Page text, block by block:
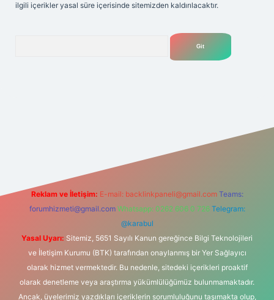
ilgili içerikler yasal süre içerisinde sitemizden kaldırılacaktır.
m elexbet
Reklam ve İletişim: E-mail: backlinkpaneli@gmail.com Teams:
forumhizmeti@gmail.com Whatsapp: 0262 606 0 726 Telegram:
@karabul
Yasal Uyarı: Sitemiz, 5651 Sayılı Kanun gereğince Bilgi Teknolojileri
ve İletişim Kurumu (BTK) tarafından onaylanmış bir Yer Sağlayıcı
olarak hizmet vermektedir. Bu nedenle, sitedeki içerikleri proaktif
olarak denetleme veya araştırma yükümlülüğümüz bulunmamaktadır.
Ancak, üyelerimiz yazdıkları içeriklerin sorumluluğunu taşımakta olup,